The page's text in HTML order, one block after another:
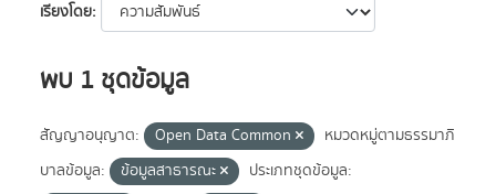
เรียงโดย
พบ 1 ชุดข้อมูล
สัญญาอนุญาต: Open Data Common
หมวดหมู่ตามธรรมาภิ
บาลข้อมูล:
ข้อมูลสาธารณะ
ประเภทชุดข้อมูล: